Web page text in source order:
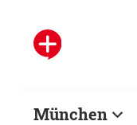
München